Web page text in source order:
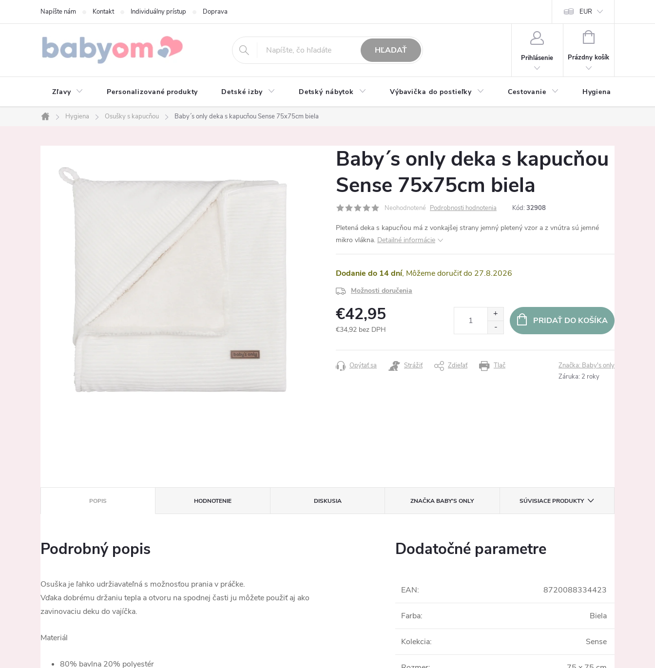
Napíšte nám Kontakt Individuálny prístup Doprava Vrátenie tovaru a reklamácia Ochrana osobných
EUR
HĽADAŤ
Prihlásenie
NÁKUPNÝ
Prázdny košík
Zľavy Personalizované produkty Detské izby Detský nábytok Výbavička do postieľky Cestovanie Hygiena
Domov
Hygiena Osušky s kapucňou Baby´s only deka s kapucňou Sense 75x75cm biela
Baby´s only deka s kapucňou
Sense 75x75cm biela
Neohodnotené Podrobnosti hodnotenia Kód: 32908
Pletená deka s kapucňou má z vonkajšej strany jemný pletený vzor a z vnútra sú jemné
mikro vlákna. Detailné informácie
Dodanie do 14 dní 27.8.2026
Možnosti doručenia
€42,95
€34,92 bez DPH
cena:
PRIDAŤ DO KOŠÍKA
Tlač
Opýtať sa Strážiť Zdieľať Značka: Baby's only
Záruka: 2 roky
POPIS HODNOTENIE DISKUSIA ZNAČKA BABY'S ONLY SÚVISIACE PRODUKTY
Podrobný popis
Osuška je ľahko udržiavateľná s možnosťou prania v práčke.
Vďaka dobrému držaniu tepla a otvoru na spodnej časti ju môžete použiť aj ako
zavinovaciu deku do vajíčka.
Materiál
80% bavlna 20% polyestér
Dodatočné parametre
EAN: 8720088334423
Farba: Biela
Kolekcia: Sense